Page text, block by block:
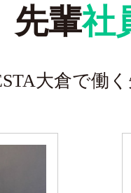
先輩社
大倉で働く